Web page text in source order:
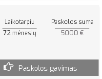
Laikotarpiu
72mėnesių
Paskolos suma
5000 €
Paskolos gavimas